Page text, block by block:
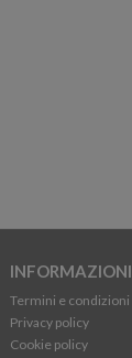
INFORMAZIONI
Termini e condizioni
Privacy policy
Cookie policy